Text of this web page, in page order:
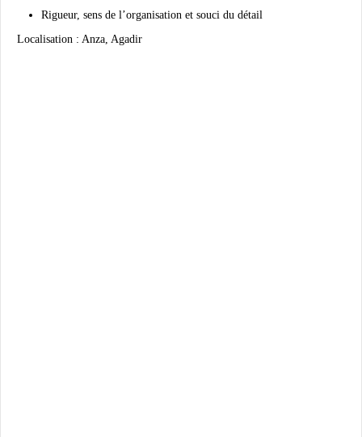
Rigueur, sens de l’organisation et souci du détail
Localisation : Anza, Agadir